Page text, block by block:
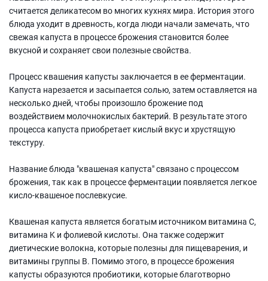
считается деликатесом во многих кухнях мира. История этого
блюда уходит в древность, когда люди начали замечать, что
свежая капуста в процессе брожения становится более
вкусной и сохраняет свои полезные свойства.
Процесс квашения капусты заключается в ее ферментации.
Капуста нарезается и засыпается солью, затем оставляется на
несколько дней, чтобы произошло брожение под
воздействием молочнокислых бактерий. В результате этого
процесса капуста приобретает кислый вкус и хрустящую
текстуру.
Название блюда "квашеная капуста" связано с процессом
брожения, так как в процессе ферментации появляется легкое
кисло-квашеное послевкусие.
Квашеная капуста является богатым источником витамина C,
витамина K и фолиевой кислоты. Она также содержит
диетические волокна, которые полезны для пищеварения, и
витамины группы В. Помимо этого, в процессе брожения
капусты образуются пробиотики, которые благотворно